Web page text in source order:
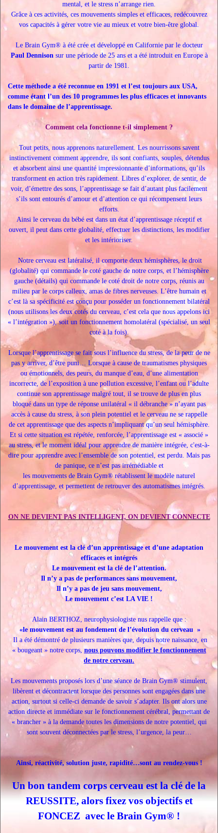
mental, et le stress n’arrange rien.
Grâce à ces activités, ces mouvements simples et efficaces, redécouvrez
vos capacités à gérer votre vie au mieux et votre bien-être global.
Le Brain Gym® à été crée et développé en Californie par le docteur
Paul Dennison sur une période de 25 ans et a été introduit en Europe à
partir de 1981.
Cette méthode a été reconnue en 1991 et l’est toujours aux USA,
comme étant l’un des 10 programmes les plus efficaces et innovants
dans le domaine de l’apprentissage.
Comment cela fonctionne t-il simplement ?
Tout petits, nous apprenons naturellement. Les nourrissons savent
instinctivement comment apprendre, ils sont confiants, souples, détendus
et absorbent ainsi une quantité impressionnante d’informations, qu’ils
transforment en action très rapidement. Libres d’explorer, de sentir, de
voir, d’émettre des sons, l’apprentissage se fait d’autant plus facilement
s’ils sont entourés d’amour et d’attention ce qui récompensent leurs
efforts.
Ainsi le cerveau du bébé est dans un état d’apprentissage réceptif et
ouvert, il peut dans cette globalité, effectuer les distinctions, les modifier
et les intérioriser.
Notre cerveau est latéralisé, il comporte deux hémisphères, le droit
(globalité) qui commande le coté gauche de notre corps, et l’hémisphère
gauche (détails) qui commande le coté droit de notre corps, réunis au
milieu par le corps calleux, amas de fibres nerveuses. L’être humain et
c’est là sa spécificité est conçu pour posséder un fonctionnement bilatéral
(nous utilisons les deux cotés du cerveau, c’est cela que nous appelons ici
« l’intégration »), soit un fonctionnement homolatéral (spécialisé, un seul
coté à la fois).
Lorsque l’apprentissage se fait sous l’influence du stress, de la peur de ne
pas y arriver, d’être puni… Lorsque à cause de traumatismes physiques
ou émotionnels, des peurs, du manque d’eau, d’une alimentation
incorrecte, de l’exposition à une pollution excessive, l’enfant ou l’adulte
continue son apprentissage malgré tout, il se trouve de plus en plus
bloqué dans un type de réponse unilatéral « il débranche » n’ayant pas
accès à cause du stress, à son plein potentiel et le cerveau ne se rappelle
de cet apprentissage que des aspects n’impliquant qu’un seul hémisphère.
Et si cette situation est répétée, renforcée, l’apprentissage est « associé »
au stress, et le moment idéal pour apprendre de manière intégrée, c'est-à-
dire pour apprendre avec l’ensemble de son potentiel, est perdu. Mais pas
de panique, ce n’est pas irrémédiable et
les mouvements de Brain Gym® rétablissent le modèle naturel
d’apprentissage, et permettent de retrouver des automatismes intégrés.
ON NE DEVIENT PAS INTELLIGENT, ON DEVIENT CONNECTE
Le mouvement est la clé d’un apprentissage et d’une adaptation
efficaces et intégrés
Le mouvement est la clé de l’attention.
Il n’y a pas de performances sans mouvement,
Il n’y a pas de jeu sans mouvement,
Le mouvement c’est LA VIE !
Alain BERTHOZ, neurophysiologiste nus rappelle que :
«le mouvement est au fondement de l’évolution du cerveau »
Il a été démontré de plusieurs manières que, depuis notre naissance, en
« bougeant » notre corps, nous pouvons modifier le fonctionnement
de notre cerveau.
Les mouvements proposés lors d’une séance de Brain Gym® stimulent,
libèrent et décontractent lorsque des personnes sont engagées dans une
action, surtout si celle-ci demande de savoir s’adapter. Ils ont alors une
action directe et immédiate sur le fonctionnement cérébral, permettant de
« brancher » à la demande toutes les dimensions de notre potentiel, qui
sont souvent déconnectées par le stress, l’urgence, la peur…
Ainsi, réactivité, solution juste, rapidité…sont au rendez-vous !
Un bon tandem corps cerveau est la clé de la
REUSSITE, alors fixez vos objectifs et
FONCEZ avec le Brain Gym® !